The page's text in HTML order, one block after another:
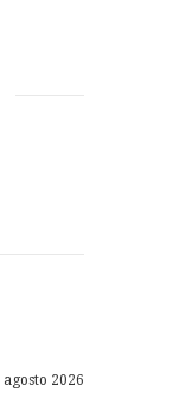
agosto 2026